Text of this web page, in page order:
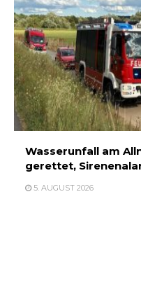
Wasserunfall am
gerettet,
5. AUGUST 2026